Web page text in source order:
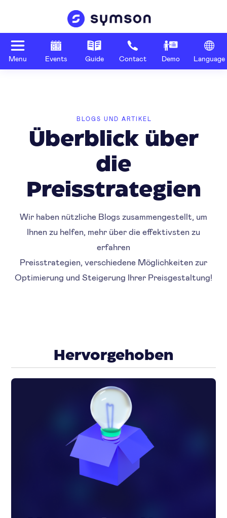
Menu Events Guide Contact Demo Language
BLOGS UND ARTIKEL
Überblick über
die
Preisstrategien
Wir haben nützliche Blogs zusammengestellt, um
Ihnen zu helfen, mehr über die effektivsten zu
erfahren
Preisstrategien, verschiedene Möglichkeiten zur
Optimierung und Steigerung Ihrer Preisgestaltung!
Hervorgehoben